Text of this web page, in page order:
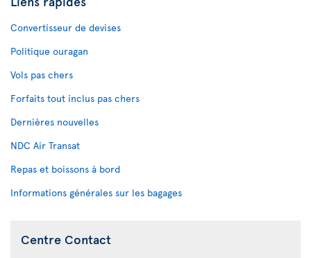
Convertisseur de devises
Politique ouragan
Vols pas chers
Forfaits tout inclus pas chers
Dernières nouvelles
NDC Air Transat
Repas et boissons à bord
Informations générales sur les bagages
Centre Contact